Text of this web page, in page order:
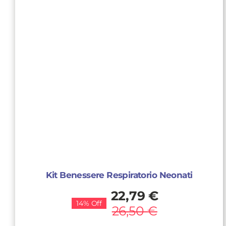
Kit Benessere Respiratorio Neonati
26,50€
Il
prezzo
22,79€
Il
prezzo
14% Off